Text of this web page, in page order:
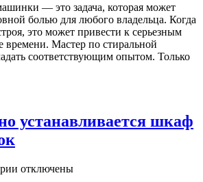
— это задача, которая может
болью для любого владельца. Когда
это может привести к серьезным
времени. Мастер по стиральной
соответствующим опытом. Только
устанавливается шкаф
котключены